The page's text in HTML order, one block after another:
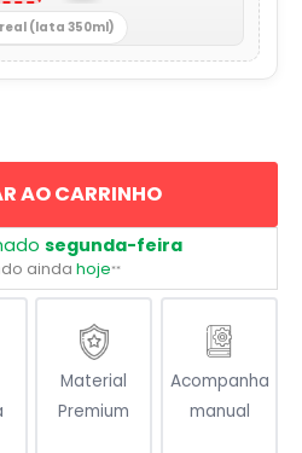
(lata 350ml)
AO CARRINHO
segunda-feira
ainda hoje**
Material
Premium
Acompanha
manual